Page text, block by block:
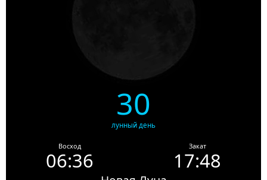
30
лунный день
Восход
06:36
Закат
17:48